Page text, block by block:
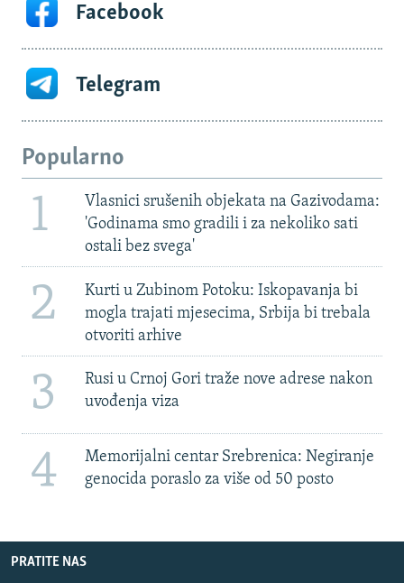
Facebook
Telegram
Popularno
1
Vlasnici srušenih objekata na Gazivodama:
'Godinama smo gradili i za nekoliko sati
ostali bez svega'
2
Kurti u Zubinom Potoku: Iskopavanja bi
mogla trajati mjesecima, Srbija bi trebala
otvoriti arhive
3
Rusi u Crnoj Gori traže nove adrese nakon
uvođenja viza
4
Memorijalni centar Srebrenica: Negiranje
genocida poraslo za više od 50 posto
PRATITE NAS